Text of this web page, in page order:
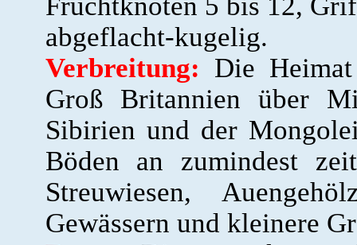
abgeflacht-kugelig.
Verbreitung: Die
Groß Britannien über
Sibirien und der
Böden an zumindest
Streuwiesen,
Gewässern und kleinere